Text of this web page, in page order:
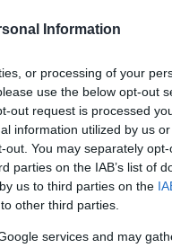
Information
or processing of your
use the below opt-out
out request is processed
information utilized by us
You may separately
parties on the IAB’s list of
us to third parties on the
other third parties.
services and may
att söka på »Free
och ser